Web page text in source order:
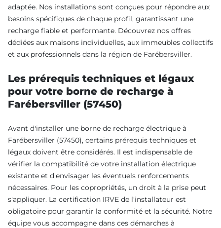
adaptée. Nos installations sont conçues pour répondre aux
besoins spécifiques de chaque profil, garantissant une
recharge fiable et performante. Découvrez nos offres
dédiées aux maisons individuelles, aux immeubles collectifs
et aux professionnels dans la région de Farébersviller.
Les prérequis techniques et légaux
pour votre borne de recharge à
Farébersviller (57450)
Avant d'installer une borne de recharge électrique à
Farébersviller (57450), certains prérequis techniques et
légaux doivent être considérés. Il est indispensable de
vérifier la compatibilité de votre installation électrique
existante et d'envisager les éventuels renforcements
nécessaires. Pour les copropriétés, un droit à la prise peut
s'appliquer. La certification IRVE de l'installateur est
obligatoire pour garantir la conformité et la sécurité. Notre
équipe vous accompagne dans ces démarches à